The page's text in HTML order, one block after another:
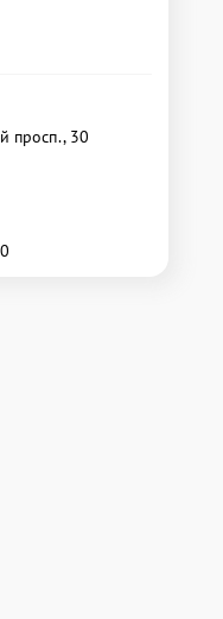
просп., 30